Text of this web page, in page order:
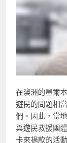
在澳洲的墨爾
遊民的問題相
們。因此，當
與遊民救援團
卡來捐款的活動